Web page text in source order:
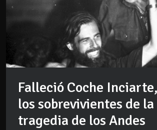
Falleció Coche
los sobrevivientes de la
tragedia de los Andes